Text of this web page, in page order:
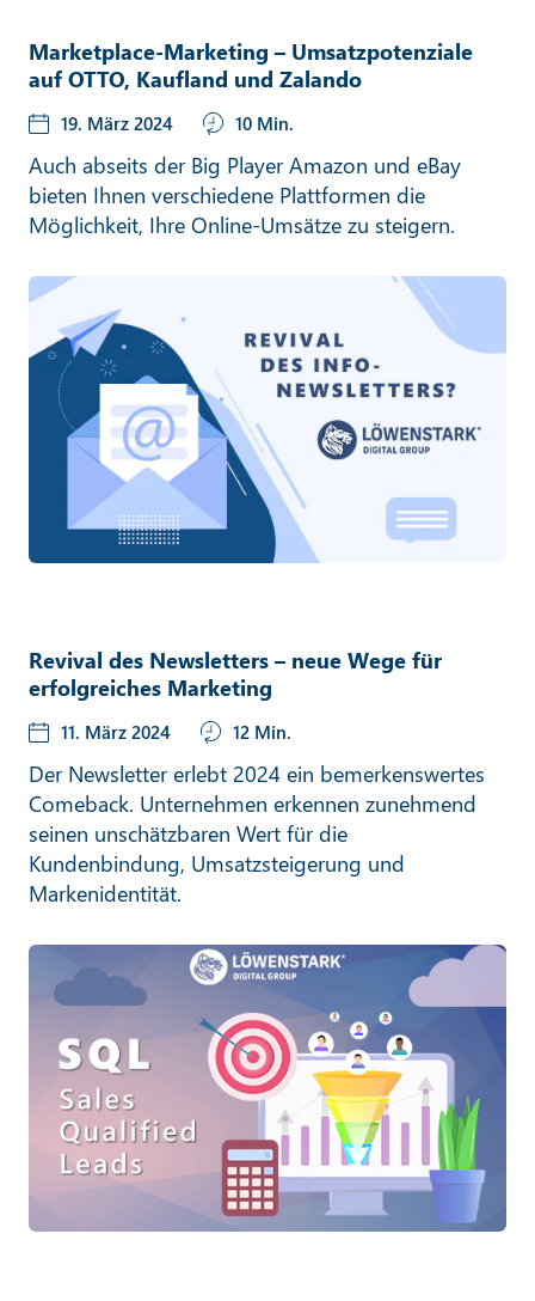
Marketplace-Marketing – Umsatzpotenziale
auf OTTO, Kaufland und Zalando
19. März 2024 10 Min.
Auch abseits der Big Player Amazon und eBay
bieten Ihnen verschiedene Plattformen die
Möglichkeit, Ihre Online-Umsätze zu steigern.
Revival des Newsletters – neue Wege für
erfolgreiches Marketing
11. März 2024 12 Min.
Der Newsletter erlebt 2024 ein bemerkenswertes
Comeback. Unternehmen erkennen zunehmend
seinen unschätzbaren Wert für die
Kundenbindung, Umsatzsteigerung und
Markenidentität.